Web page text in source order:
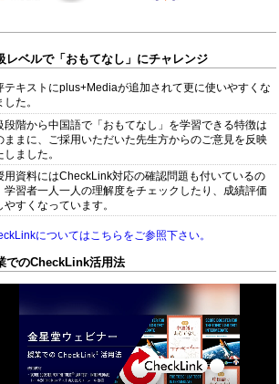
レベルで「おもてなし」にチャレンジ
テキストにplus+Mediaが追加されて更に使いやすくな
した。
段階から中国語で「おもてなし」を学習できる特徴は
ままに、ご採用いただいた先生方からのご意見を反映
しました。
用資料にはCheckLink対応の確認問題も付いているの
学習者一人一人の理解度をチェックしたり、成績評価
やすくなっています。
についてはこちらをご参照下さい。
でのCheckLink活用法